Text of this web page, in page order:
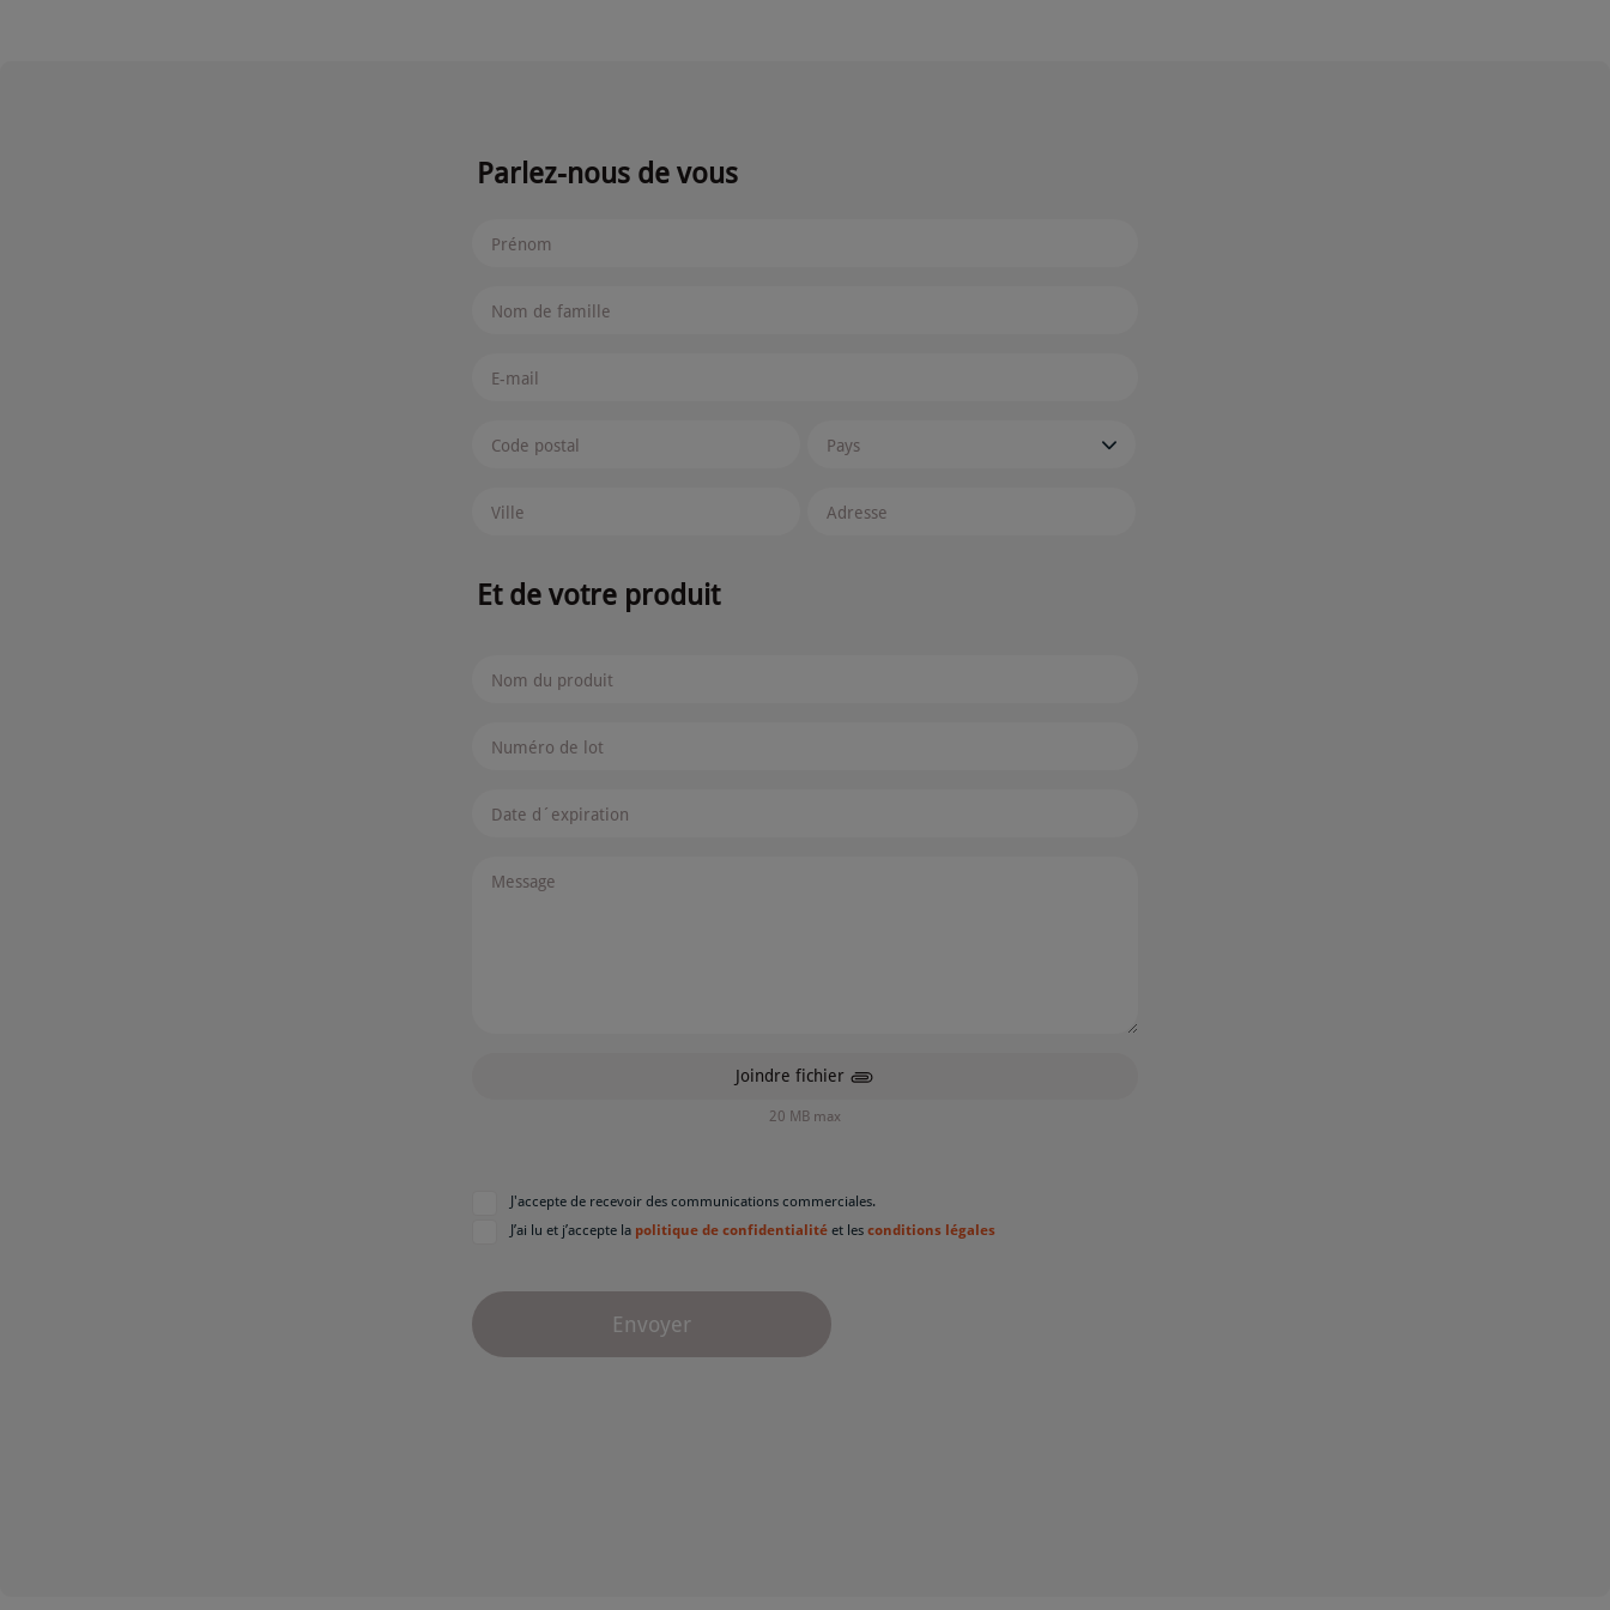
Parlez-nous de vous
Prénom
Nom de famille
E-mail
Code postal Pays
Ville Adresse
Et de votre produit
Nom du produit
Numéro de lot
Date d´expiration
Message
Joindre fichier
20 MB max
J'accepte de recevoir des communications commerciales.
J’ai lu et j’accepte la politique de confidentialité et les conditions légales
Envoyer